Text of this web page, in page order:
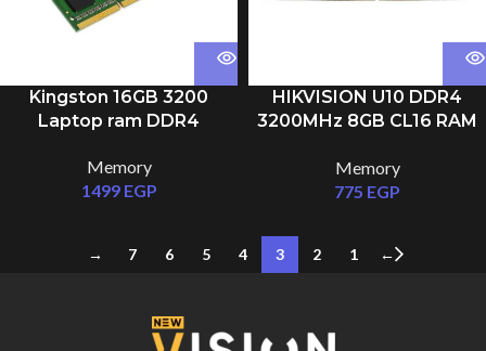
HIKVISION U10 DDR4
3200MHz 8GB CL16 RAM
Memory
775 EGP
Kingston 16GB 3200
Laptop ram DDR4
Memory
1499 EGP
←
1
2
3
4
5
6
7
→